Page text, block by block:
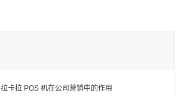
拉卡拉 POS 机在公司营销中的作用